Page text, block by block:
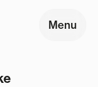
Menu